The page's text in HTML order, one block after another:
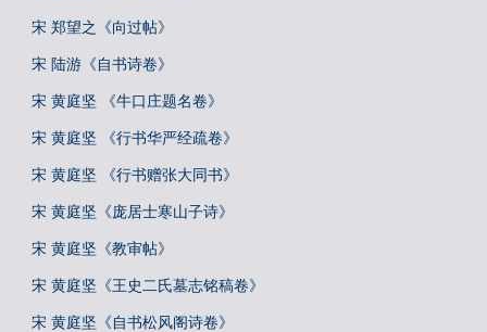
宋 郑望之《向过帖》
宋 陆游《自书诗卷》
宋 黄庭坚 《牛口庄题名卷》
宋 黄庭坚 《行书华严经疏卷》
宋 黄庭坚 《行书赠张大同书》
宋 黄庭坚《庞居士寒山子诗》
宋 黄庭坚《教审帖》
宋 黄庭坚《王史二氏墓志铭稿卷》
宋 黄庭坚《自书松风阁诗卷》